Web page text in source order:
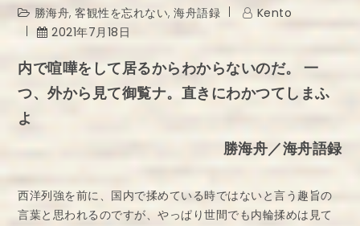
勝海舟,客観性を忘れない,海舟語録
Kento
2021年7月18日
内で喧嘩をして居るからわからないのだ。 一
つ、外から見て御覧ナ。直きにわかつてしまふ
よ
勝海舟／海舟語録
西洋列強を前に、国内で揉めている時ではないと言う趣旨の
言葉と思われるのですが、やっぱり世間でも内輪揉めは見て